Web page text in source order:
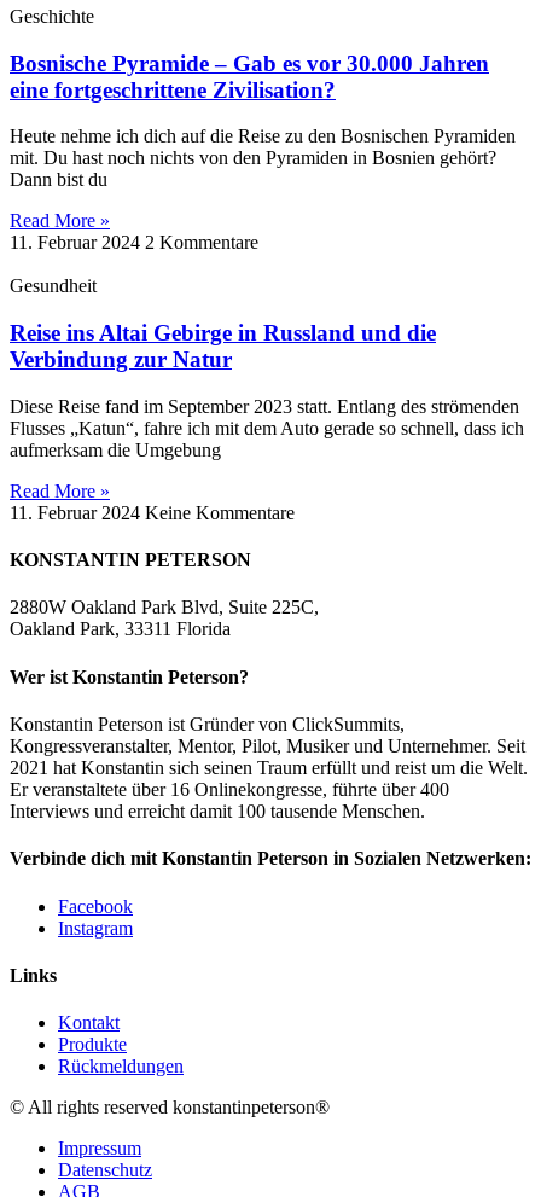
Geschichte
Bosnische Pyramide – Gab es vor 30.000 Jahren
eine fortgeschrittene Zivilisation?
Heute nehme ich dich auf die Reise zu den Bosnischen Pyramiden
mit. Du hast noch nichts von den Pyramiden in Bosnien gehört?
Dann bist du
Read More »
11. Februar 2024 2 Kommentare
Gesundheit
Reise ins Altai Gebirge in Russland und die
Verbindung zur Natur
Diese Reise fand im September 2023 statt. Entlang des strömenden
Flusses „Katun“, fahre ich mit dem Auto gerade so schnell, dass ich
aufmerksam die Umgebung
Read More »
11. Februar 2024 Keine Kommentare
KONSTANTIN PETERSON
2880W Oakland Park Blvd, Suite 225C,
Oakland Park, 33311 Florida
Wer ist Konstantin Peterson?
Konstantin Peterson ist Gründer von ClickSummits,
Kongressveranstalter, Mentor, Pilot, Musiker und Unternehmer. Seit
2021 hat Konstantin sich seinen Traum erfüllt und reist um die Welt.
Er veranstaltete über 16 Onlinekongresse, führte über 400
Interviews und erreicht damit 100 tausende Menschen.
Verbinde dich mit Konstantin Peterson in Sozialen Netzwerken:
Facebook
Instagram
Links
Kontakt
Produkte
Rückmeldungen
© All rights reserved konstantinpeterson®
Impressum
Datenschutz
AGB